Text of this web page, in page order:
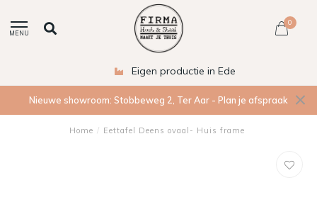
MENU
0
Eigen productie in Ede
Nieuwe showroom: Stobbeweg 2, Ter Aar - Plan je afspraak
Home / Eettafel Deens ovaal- Huis frame